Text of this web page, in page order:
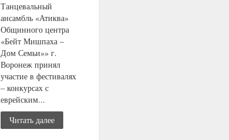
Танцевальный
ансамбль «Атиква»
Общинного центра
«Бейт Мишпаха –
Дом Семьи»» г.
Воронеж принял
участие в фестивалях
– конкурсах с
еврейским...
Читать далее